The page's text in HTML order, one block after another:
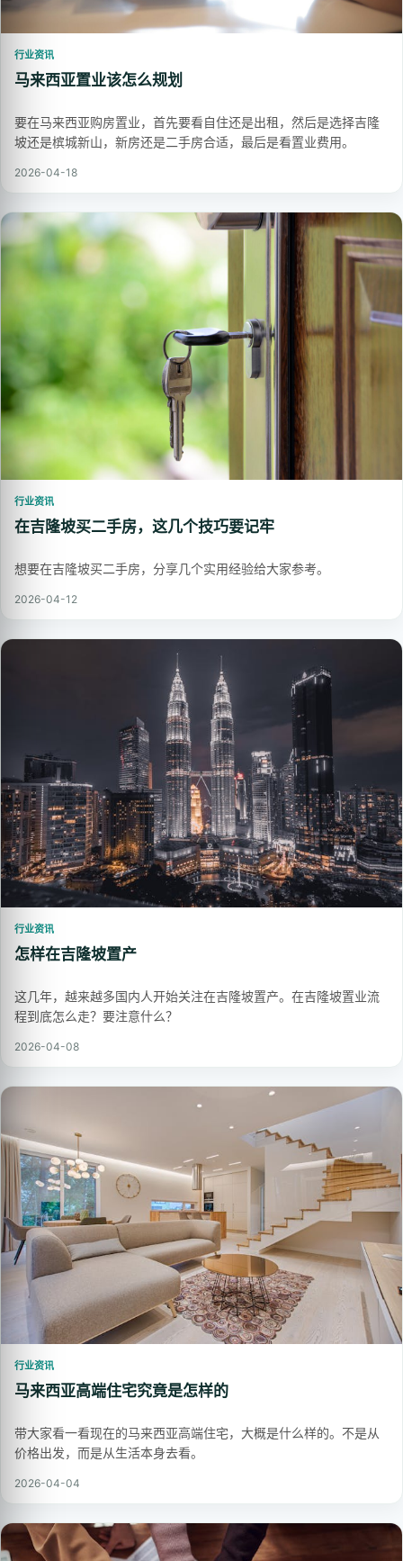
行业资讯
马来西亚置业该怎么规划
要在马来西亚购房置业，首先要看自住还是出租，然后是选择吉隆
坡还是槟城新山，新房还是二手房合适，最后是看置业费用。
2026-04-18
行业资讯
在吉隆坡买二手房，这几个技巧要记牢
想要在吉隆坡买二手房，分享几个实用经验给大家参考。
2026-04-12
行业资讯
怎样在吉隆坡置产
这几年，越来越多国内人开始关注在吉隆坡置产。在吉隆坡置业流
程到底怎么走？要注意什么？
2026-04-08
行业资讯
马来西亚高端住宅究竟是怎样的
带大家看一看现在的马来西亚高端住宅，大概是什么样的。不是从
价格出发，而是从生活本身去看。
2026-04-04